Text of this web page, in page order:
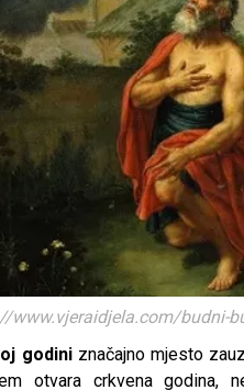
www.vjeraidjela.com/budni-
godiniznačajno mjesto
otvara crkvena